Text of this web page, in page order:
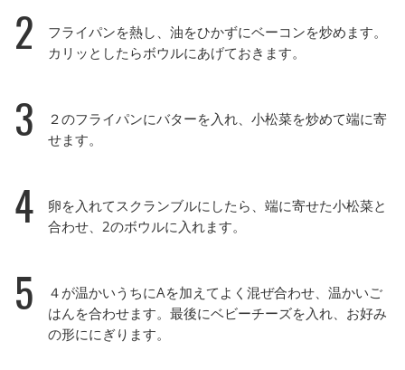
2
フライパンを熱し、油をひかずにベーコンを炒めます。
カリッとしたらボウルにあげておきます。
3
２のフライパンにバターを入れ、小松菜を炒めて端に寄
せます。
4
卵を入れてスクランブルにしたら、端に寄せた小松菜と
合わせ、2のボウルに入れます。
5
４が温かいうちにAを加えてよく混ぜ合わせ、温かいご
はんを合わせます。最後にベビーチーズを入れ、お好み
の形ににぎります。